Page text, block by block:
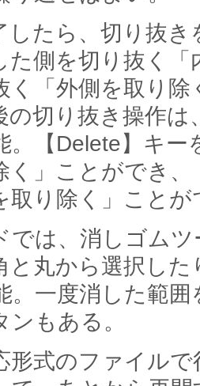
したら、切り抜
た側を切り抜く
く「外側を取り
の切り抜き操作
。【Delete】キー
く」ことができ
取り除く」ことが
では、消しゴム
と丸から選択し
。一度消した範
もある。
形式のファイル